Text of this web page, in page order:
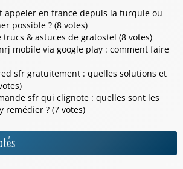
appeler en france depuis la turquie ou
possible ? (8 votes)
trucs & astuces de gratostel (8 votes)
mobile via google play : comment faire
sfr gratuitement : quelles solutions et
sfr qui clignote : quelles sont les
remédier ? (7 votes)